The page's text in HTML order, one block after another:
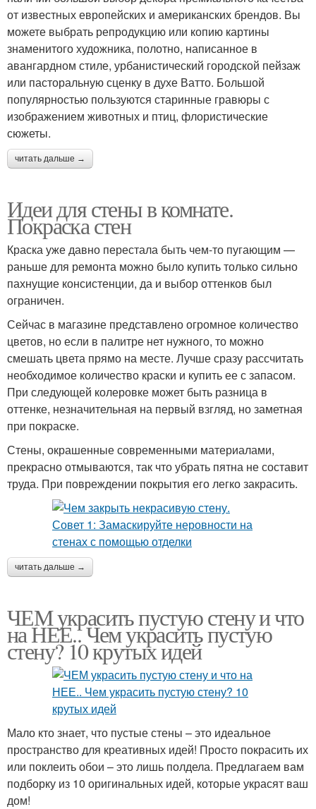
от известных европейских и американских брендов. Вы
можете выбрать репродукцию или копию картины
знаменитого художника, полотно, написанное в
авангардном стиле, урбанистический городской пейзаж
или пасторальную сценку в духе Ватто. Большой
популярностью пользуются старинные гравюры с
изображением животных и птиц, флористические
сюжеты.
читать дальше →
Идеи для стены в комнате.
Покраска стен
Краска уже давно перестала быть чем-то пугающим —
раньше для ремонта можно было купить только сильно
пахнущие консистенции, да и выбор оттенков был
ограничен.
Сейчас в магазине представлено огромное количество
цветов, но если в палитре нет нужного, то можно
смешать цвета прямо на месте. Лучше сразу рассчитать
необходимое количество краски и купить ее с запасом.
При следующей колеровке может быть разница в
оттенке, незначительная на первый взгляд, но заметная
при покраске.
Стены, окрашенные современными материалами,
прекрасно отмываются, так что убрать пятна не составит
труда. При повреждении покрытия его легко закрасить.
читать дальше →
ЧЕМ украсить пустую стену и что
на НЕЕ.. Чем украсить пустую
стену? 10 крутых идей
Мало кто знает, что пустые стены – это идеальное
пространство для креативных идей! Просто покрасить их
или поклеить обои – это лишь полдела. Предлагаем вам
подборку из 10 оригинальных идей, которые украсят ваш
дом!